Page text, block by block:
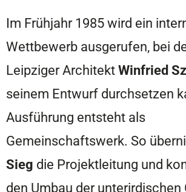
Im Frühjahr 1985 wird ein
Wettbewerb ausgerufen, bei
Leipziger ArchitektWinfried
seinem Entwurf durchsetzen
Ausführung entsteht als
Gemeinschaftswerk. So
Sieg die Projektleitung und
den Umbau der unterirdischen